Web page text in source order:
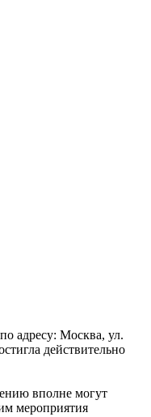
адресу: Москва, ул.
действительно
вполне могут
мероприятия